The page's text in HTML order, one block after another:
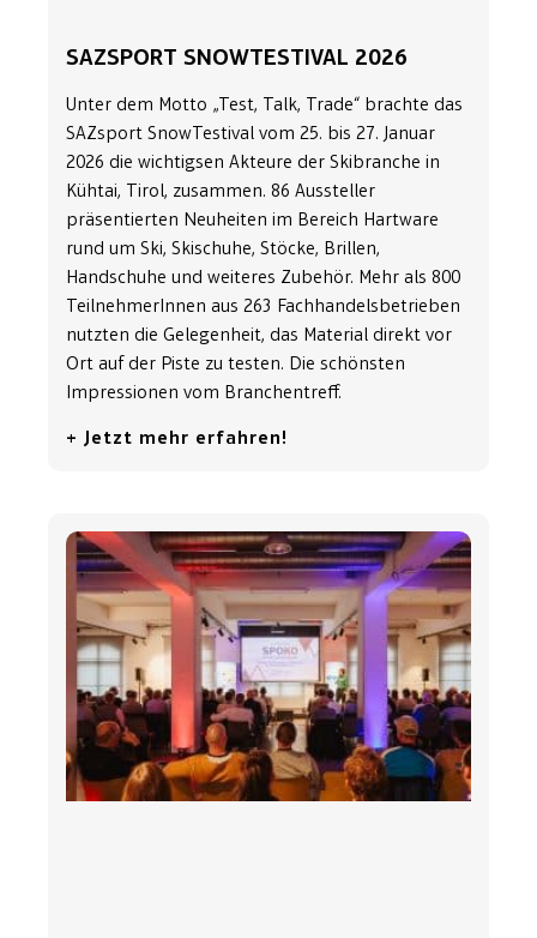
SAZSPORT SNOWTESTIVAL 2026
Unter dem Motto „Test, Talk, Trade“ brachte das
SAZsport SnowTestival vom 25. bis 27. Januar
2026 die wichtigsen Akteure der Skibranche in
Kühtai, Tirol, zusammen. 86 Aussteller
präsentierten Neuheiten im Bereich Hartware
rund um Ski, Skischuhe, Stöcke, Brillen,
Handschuhe und weiteres Zubehör. Mehr als 800
TeilnehmerInnen aus 263 Fachhandelsbetrieben
nutzten die Gelegenheit, das Material direkt vor
Ort auf der Piste zu testen. Die schönsten
Impressionen vom Branchentreff.
+ Jetzt mehr erfahren!